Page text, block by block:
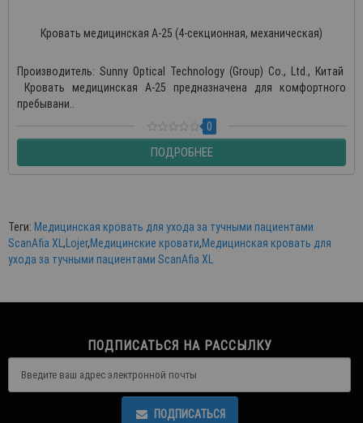
Кровать медицинская А-25 (4-секционная, механическая)
Производитель: Sunny Optical Technology (Group) Co., Ltd., Китай
Кровать медицинская А-25 предназначена для комфортного
пребывани..
0
ПОДРОБНЕЕ
Теги: Медицинская кровать для ухода за тучными пациентами
ScanAfia XL,Lojer,Медицинские кровати,Медицинская кровать для
ухода за тучными пациентами ScanAfia XL
ПОДПИСАТЬСЯ НА РАССЫЛКУ
ПОДПИСАТЬСЯ